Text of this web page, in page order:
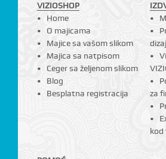
VIZIOSHOP
Home
O majicama
Majice sa vašom slikom
Majica sa natpisom
Ceger sa željenom slikom
Blog
Besplatna registracija
za
kod